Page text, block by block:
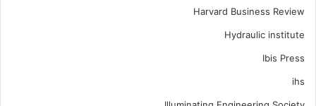
Harvard Business Review
Hydraulic institute
Ibis Press
ihs